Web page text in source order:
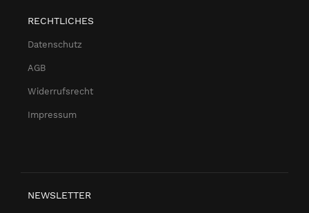
RECHTLICHES
Datenschutz
AGB
Widerrufsrecht
Impressum
NEWSLETTER